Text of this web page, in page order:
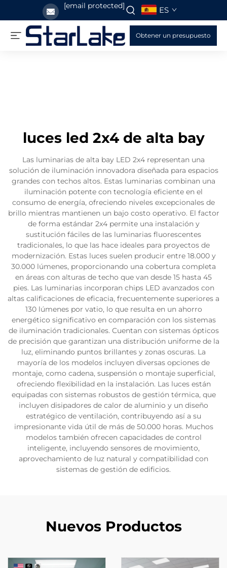
[email protected] ES
Obtener un presupuesto
luces led 2x4 de alta bay
Las luminarias de alta bay LED 2x4 representan una
solución de iluminación innovadora diseñada para espacios
grandes con techos altos. Estas luminarias combinan una
iluminación potente con tecnología eficiente en el
consumo de energía, ofreciendo niveles excepcionales de
brillo mientras mantienen un bajo costo operativo. El factor
de forma estándar 2x4 permite una instalación y
sustitución fáciles de las luminarias fluorescentes
tradicionales, lo que las hace ideales para proyectos de
modernización. Estas luces suelen producir entre 18.000 y
30.000 lúmenes, proporcionando una cobertura completa
en áreas con alturas de techo que van desde 15 hasta 45
pies. Las luminarias incorporan chips LED avanzados con
altas calificaciones de eficacia, frecuentemente superiores a
130 lúmenes por vatio, lo que resulta en un ahorro
energético significativo en comparación con los sistemas
de iluminación tradicionales. Cuentan con sistemas ópticos
de precisión que garantizan una distribución uniforme de la
luz, eliminando puntos brillantes y zonas oscuras. La
mayoría de los modelos incluyen diversas opciones de
montaje, como cadena, suspensión o montaje superficial,
ofreciendo flexibilidad en la instalación. Las luces están
equipadas con sistemas robustos de gestión térmica, que
incluyen disipadores de calor de aluminio y un diseño
estratégico de ventilación, contribuyendo así a su
impresionante vida útil de más de 50.000 horas. Muchos
modelos también ofrecen capacidades de control
inteligente, incluyendo sensores de movimiento,
aprovechamiento de luz natural y compatibilidad con
sistemas de gestión de edificios.
Nuevos Productos